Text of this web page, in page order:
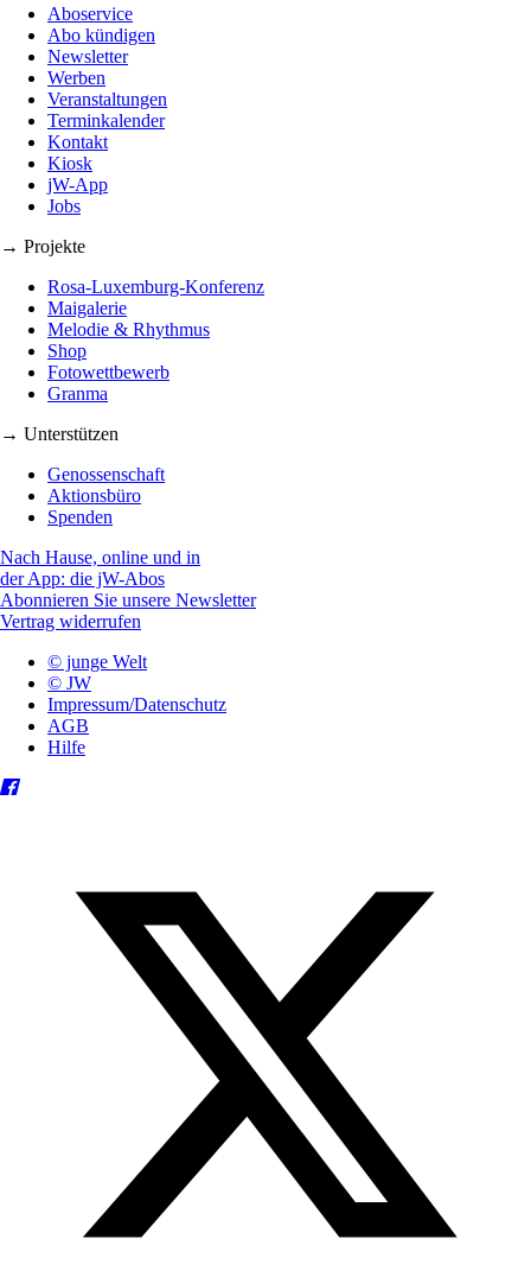
Aboservice
Abo kündigen
Newsletter
Werben
Veranstaltungen
Terminkalender
Kontakt
Kiosk
jW-App
Jobs
→ Projekte
Rosa-Luxemburg-Konferenz
Maigalerie
Melodie & Rhythmus
Shop
Fotowettbewerb
Granma
→ Unterstützen
Genossenschaft
Aktionsbüro
Spenden
Nach Hause, online und in
der App: die jW-Abos
Abonnieren Sie unsere Newsletter
Vertrag widerrufen
© junge Welt
© JW
Impressum/Datenschutz
AGB
Hilfe